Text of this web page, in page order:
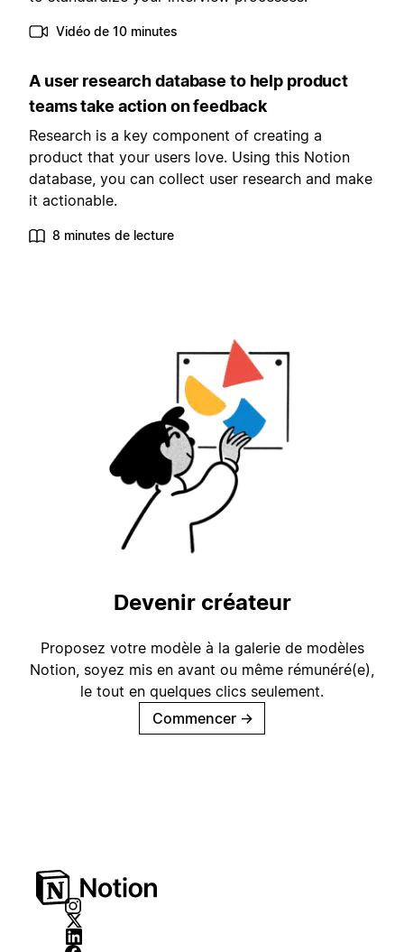
Vidéo de 10 minutes
A user research database to help product
teams take action on feedback
Research is a key component of creating a
product that your users love. Using this Notion
database, you can collect user research and make
it actionable.
8 minutes de lecture
Devenir créateur
Proposez votre modèle à la galerie de modèles
Notion, soyez mis en avant ou même rémunéré(e),
le tout en quelques clics seulement.
Commencer →